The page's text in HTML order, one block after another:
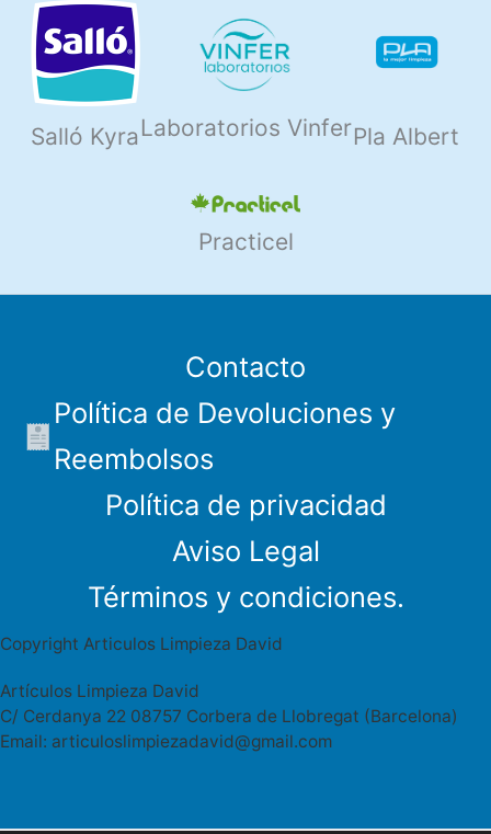
Salló Kyra Laboratorios VinferPla Albert
Practicel
Contacto
Política de Devoluciones y
Reembolsos
Política de privacidad
Aviso Legal
Términos y condiciones.
Copyright Articulos Limpieza David
Artículos Limpieza David
C/ Cerdanya 22 08757 Corbera de Llobregat (Barcelona)
Email: articuloslimpiezadavid@gmail.com